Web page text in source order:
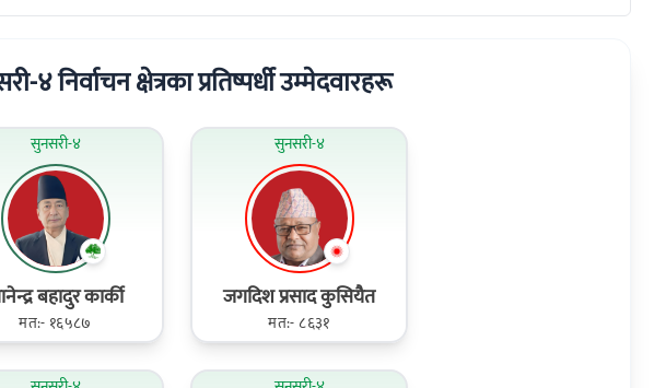
४ निर्वाचन क्षेत्रका प्रतिष्पर्धी उम्मेदवारहरू
सुनसरी-४
बहादुर कार्की
मत:- १६५८७
सुनसरी-४
जगदिश प्रसाद कुसियैत
मत:- ८६३१